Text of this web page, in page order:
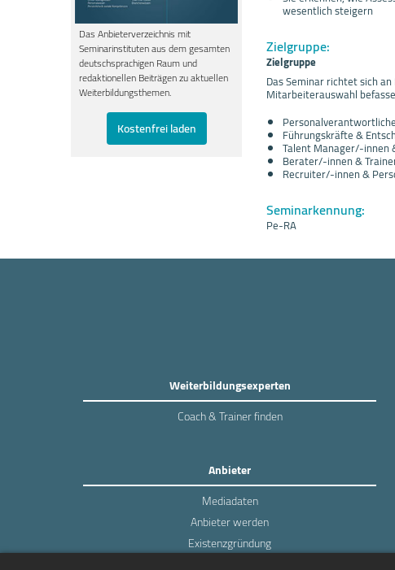
Das Anbieterverzeichnis mit
Seminarinstituten aus dem gesamten
deutschsprachigen Raum und
redaktionellen Beiträgen zu aktuellen
Weiterbildungsthemen.
Kostenfrei laden
wesentlich steigern
Zielgruppe:
Zielgruppe
Das Seminar richtet sich
Mitarbeiterauswahl
Führungskräfte &
Talent Manager/-
Berater/-innen &
Recruiter/-innen &
Seminarkennung:
Pe-RA
Weiterbildungsexperten
Coach & Trainer finden
Anbieter
Mediadaten
Anbieter werden
Existenzgründung